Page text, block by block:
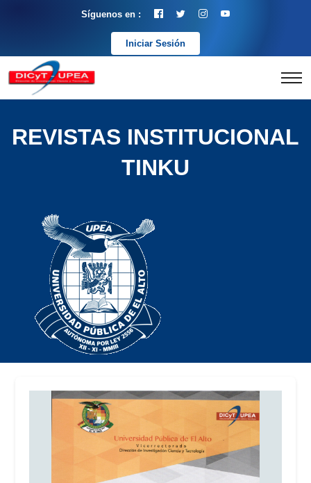
Síguenos en :
Iniciar Sesión
REVISTAS INSTITUCIONAL
TINKU